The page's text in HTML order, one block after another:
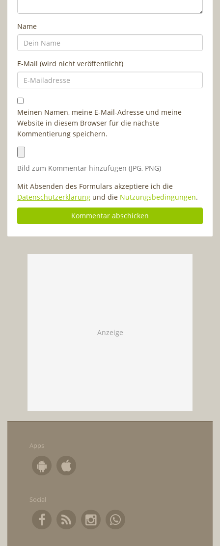
Name
E-Mail (wird nicht veröffentlicht)
Meinen Namen, meine E-Mail-Adresse und meine
Website in diesem Browser für die nächste
Kommentierung speichern.
Bild zum Kommentar hinzufügen (JPG, PNG)
Mit Absenden des Formulars akzeptiere ich die
Datenschutzerklärung und die Nutzungsbedingungen.
Apps
Social